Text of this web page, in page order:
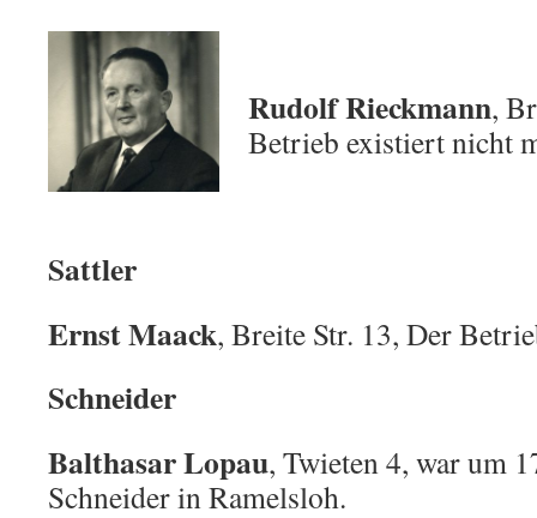
Rudolf Rieckmann,
Betrieb existiert nicht
Sattler
Ernst Maack, Breite Str. 13, Der
Schneider
Balthasar Lopau, Twieten 4, war um
Schneider in Ramelsloh.